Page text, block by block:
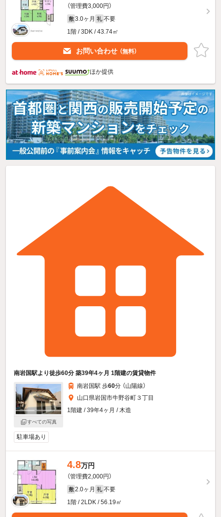
（管理費3,000円）
敷 3.0ヶ月 礼 不要
1階 / 3DK / 43.74㎡
お問い合わせ （無料）
ほか提供
南岩国駅より徒歩60分 築39年4ヶ月 1階建の賃貸物件
すべての写真
南岩国駅 歩60分 （山陽線）
山口県岩国市牛野谷町３丁目
1階建 / 39年4ヶ月 / 木造
駐車場あり
4.8万円
（管理費2,000円）
敷 2.0ヶ月 礼 不要
1階 / 2LDK / 56.19㎡